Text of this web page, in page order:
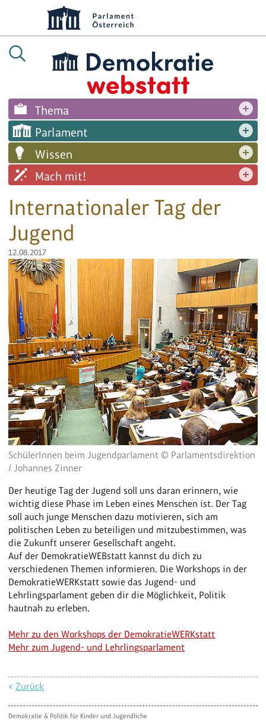
Thema
Parlament
Wissen
Mach mit!
Internationaler Tag der
Jugend
12.08.2017
SchülerInnen beim Jugendparlament © Parlamentsdirektion
/ Johannes Zinner
Der heutige Tag der Jugend soll uns daran erinnern, wie
wichtig diese Phase im Leben eines Menschen ist. Der Tag
soll auch junge Menschen dazu motivieren, sich am
politischen Leben zu beteiligen und mitzubestimmen, was
die Zukunft unserer Gesellschaft angeht.
Auf der DemokratieWEBstatt kannst du dich zu
verschiedenen Themen informieren. Die Workshops in der
DemokratieWERKstatt sowie das Jugend- und
Lehrlingsparlament geben dir die Möglichkeit, Politik
hautnah zu erleben.
Mehr zu den Workshops der DemokratieWERKstatt
Mehr zum Jugend- und Lehrlingsparlament
<Zurück
Demokratie & Politik für Kinder und Jugendliche